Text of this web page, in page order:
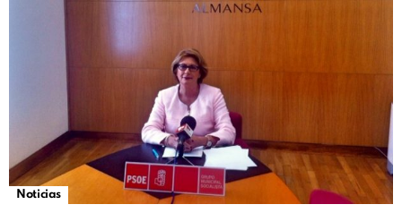
Noticias